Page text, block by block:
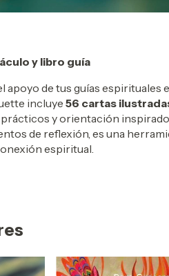
y libro guía
apoyo de tus guías espirituales
incluye 56 cartas
y orientación
de reflexión, es una
espiritual.